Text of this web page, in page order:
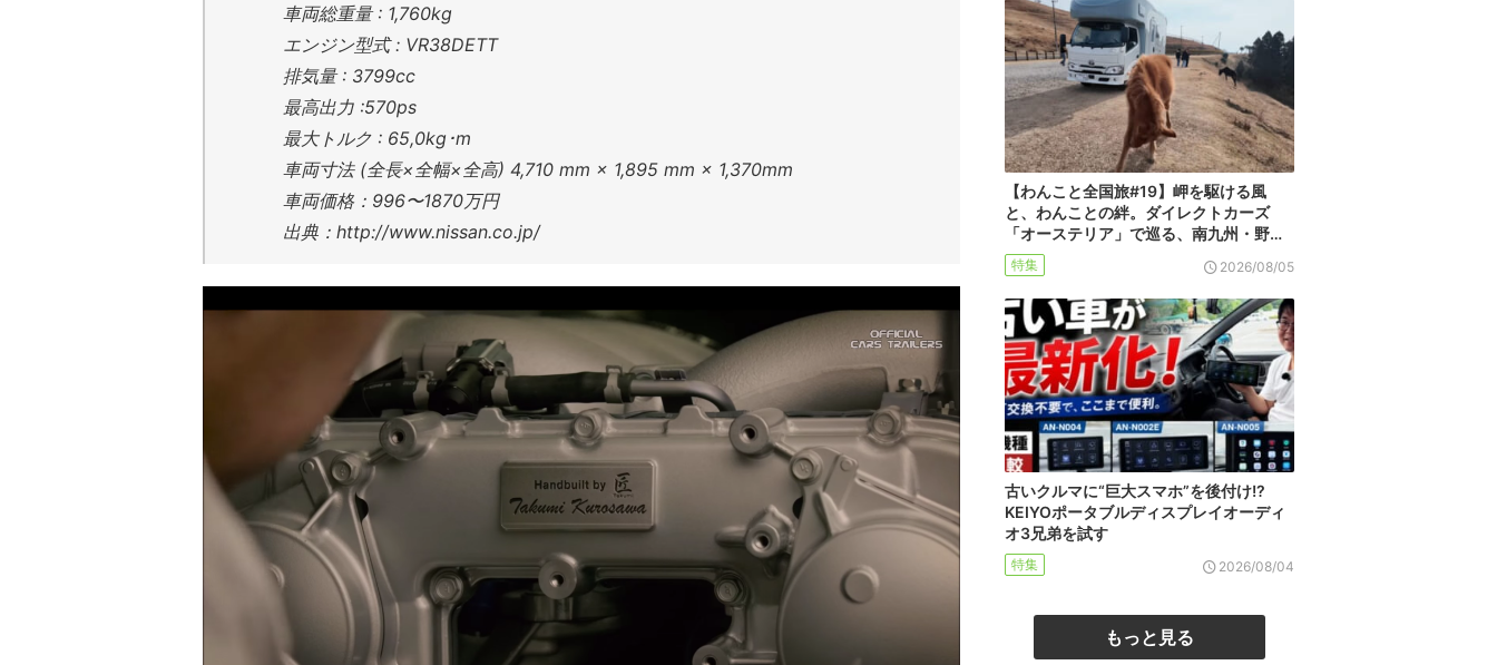
車両総重量 : 1,760kg
エンジン型式 : VR38DETT
排気量 : 3799cc
最高出力 :570ps
最大トルク : 65,0kg･m
車両寸法 (全長×全幅×全高) 4,710 mm × 1,895 mm × 1,370mm
車両価格：996〜1870万円
出典：http://www.nissan.co.jp/
【わんこと全国旅#19】岬を駆ける風
と、わんことの絆。ダイレクトカーズ
「オーステリア」で巡る、南九州・野…
特集 2026/08/05
古いクルマに“巨大スマホ”を後付け!?
KEIYOポータブルディスプレイオーディ
オ3兄弟を試す
特集 2026/08/04
もっと見る